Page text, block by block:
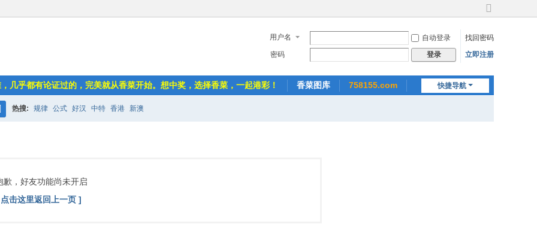
切
到
宽
用户名 自动登录
找回密码
密码
登录 立即注册
快捷导航
几乎都有论证过的，完美就从香菜开始。想中奖，选择香菜，一起港彩！ 香菜图库 758155.com
热搜: 规律 公式 好汉 中特 香港 新澳
歉，好友功能尚未开启
击这里返回上一页 ]